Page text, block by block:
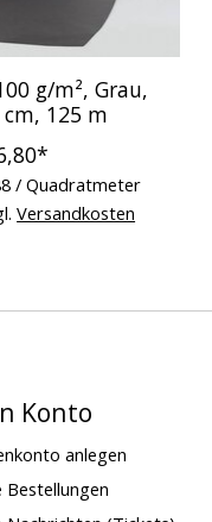
g/m², Grau,
125 m
/ Quadratmeter
Versandkosten
Konto
anlegen
Bestellungen